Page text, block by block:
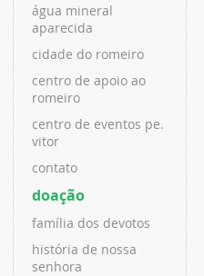
água mineral
aparecida
cidade do romeiro
centro de apoio ao
romeiro
centro de eventos pe.
vitor
contato
doação
família dos devotos
história de nossa
senhora